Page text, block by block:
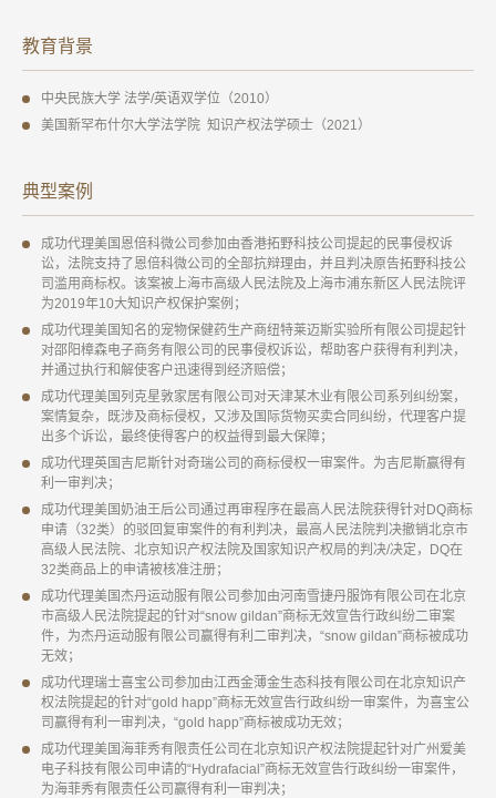
教育背景
中央民族大学 法学/英语双学位（2010）
美国新罕布什尔大学法学院 知识产权法学硕士（2021）
典型案例
成功代理美国恩倍科微公司参加由香港拓野科技公司提起的民事侵权诉
讼，法院支持了恩倍科微公司的全部抗辩理由，并且判决原告拓野科技公
司滥用商标权。该案被上海市高级人民法院及上海市浦东新区人民法院评
为2019年10大知识产权保护案例；
成功代理美国知名的宠物保健药生产商纽特莱迈斯实验所有限公司提起针
对邵阳樟森电子商务有限公司的民事侵权诉讼，帮助客户获得有利判决，
并通过执行和解使客户迅速得到经济赔偿；
成功代理美国列克星敦家居有限公司对天津某木业有限公司系列纠纷案，
案情复杂，既涉及商标侵权，又涉及国际货物买卖合同纠纷，代理客户提
出多个诉讼，最终使得客户的权益得到最大保障；
成功代理英国吉尼斯针对奇瑞公司的商标侵权一审案件。为吉尼斯赢得有
利一审判决；
成功代理美国奶油王后公司通过再审程序在最高人民法院获得针对DQ商标
申请（32类）的驳回复审案件的有利判决，最高人民法院判决撤销北京市
高级人民法院、北京知识产权法院及国家知识产权局的判决/决定，DQ在
32类商品上的申请被核准注册；
成功代理美国杰丹运动服有限公司参加由河南雪捷丹服饰有限公司在北京
市高级人民法院提起的针对“snow gildan”商标无效宣告行政纠纷二审案
件，为杰丹运动服有限公司赢得有利二审判决，“snow gildan”商标被成功
无效；
成功代理瑞士喜宝公司参加由江西金薄金生态科技有限公司在北京知识产
权法院提起的针对“gold happ”商标无效宣告行政纠纷一审案件，为喜宝公
司赢得有利一审判决，“gold happ”商标被成功无效；
成功代理美国海菲秀有限责任公司在北京知识产权法院提起针对广州爱美
电子科技有限公司申请的“Hydrafacial”商标无效宣告行政纠纷一审案件，
为海菲秀有限责任公司赢得有利一审判决；